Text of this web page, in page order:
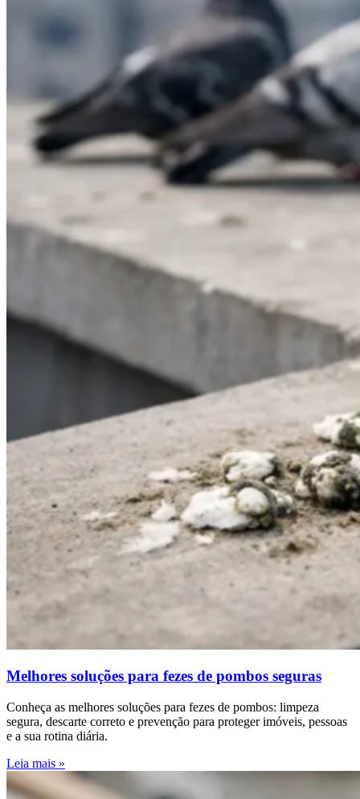
Melhores soluções para fezes de pombos seguras
Conheça as melhores soluções para fezes de pombos: limpeza
segura, descarte correto e prevenção para proteger imóveis, pessoas
e a sua rotina diária.
Leia mais »